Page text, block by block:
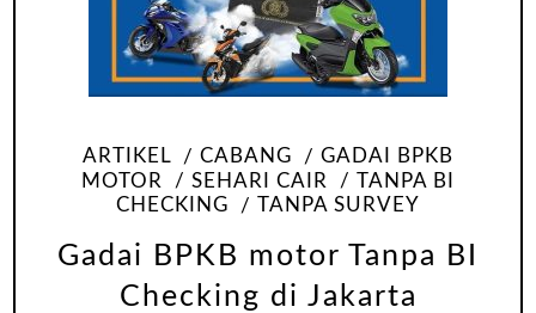
ARTIKEL CABANG
GADAI BPKB
MOTOR
SEHARI CAIR
TANPA BI
CHECKING
TANPA SURVEY
Gadai BPKB motor Tanpa BI
Checking di Jakarta